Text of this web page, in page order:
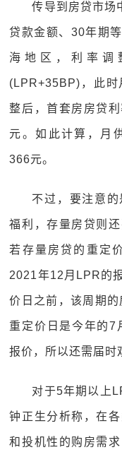
传导到房贷市场
贷款金额、30年期
海地区，利率调
(LPR+35BP)，此
整后，首套房房贷
元。如此计算，月
366元。
不过，要注意
福利，存量房贷则
若存量房贷的重定
2021年12月LPR的
价日之前，该周期
重定价日是今年的7
报价，所以还需届时
对于5年期以上
钟正生分析称，在
和投机性的购房需